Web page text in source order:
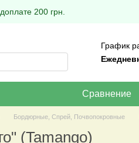
200 грн.
График
Сравнение
Бордюрные, Спрей, Почвопокровные
(Tamango)